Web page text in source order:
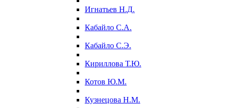
Игнатьев Н.Д.
Кабайло С.А.
Кабайло С.Э.
Кириллова Т.Ю.
Котов Ю.М.
Кузнецова Н.М.